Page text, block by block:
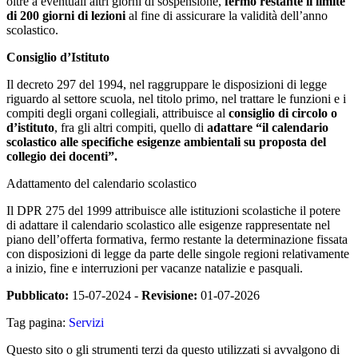
di 200 giorni di lezioni al fine di assicurare la validità dell’anno
scolastico.
Consiglio d’Istituto
Il decreto 297 del 1994, nel raggruppare le disposizioni di legge
riguardo al settore scuola, nel titolo primo, nel trattare le funzioni e i
compiti degli organi collegiali, attribuisce al consiglio di circolo o
d’istituto, fra gli altri compiti, quello di adattare “il calendario
scolastico alle specifiche esigenze ambientali su proposta del
collegio dei docenti”.
Adattamento del calendario scolastico
Il DPR 275 del 1999 attribuisce alle istituzioni scolastiche il potere
di adattare il calendario scolastico alle esigenze rappresentate nel
piano dell’offerta formativa, fermo restante la determinazione fissata
con disposizioni di legge da parte delle singole regioni relativamente
a inizio, fine e interruzioni per vacanze natalizie e pasquali.
Pubblicato: 15-07-2024 - Revisione: 01-07-2026
Tag pagina: Servizi
Questo sito o gli strumenti terzi da questo utilizzati si avvalgono di